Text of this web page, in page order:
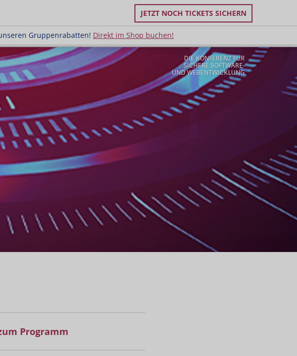
JETZT NOCH TICKETS SICHERN
Gruppenrabatten! Direkt im Shop buchen!
unseren Gruppenrabatten!Direkt im Shop buchen!
DIE KONFERENZ FÜR
SICHERE SOFTWARE-
UND WEBENTWICKLUNG
Programm